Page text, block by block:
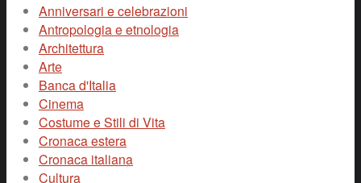
Anniversari e celebrazioni
Antropologia e etnologia
Architettura
Arte
Banca d'Italia
Cinema
Costume e Stili di Vita
Cronaca estera
Cronaca italiana
Cultura